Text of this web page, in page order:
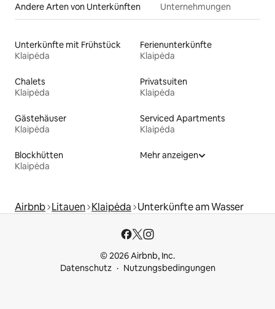
Andere Arten von Unterkünften Unternehmungen
Unterkünfte mit Frühstück
Klaipėda
Ferienunterkünfte
Klaipėda
Chalets
Klaipėda
Privatsuiten
Klaipėda
Gästehäuser
Klaipėda
Serviced Apartments
Klaipėda
Blockhütten
Klaipėda
Mehr anzeigen
Airbnb Litauen Klaipėda Unterkünfte am Wasser
© 2026 Airbnb, Inc.
Datenschutz
Nutzungsbedingungen